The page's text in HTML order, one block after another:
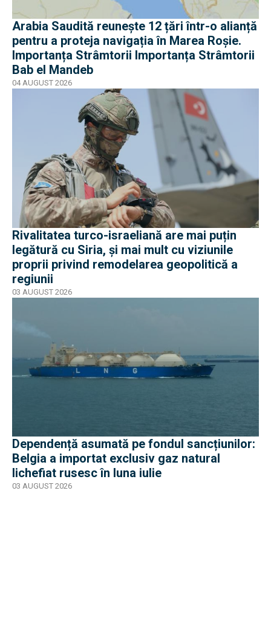
Arabia Saudită reunește 12 țări într-o alianță
pentru a proteja navigația în Marea Roșie.
Importanța Strâmtorii Importanța Strâmtorii
Bab el Mandeb
04 AUGUST 2026
Rivalitatea turco-israeliană are mai puțin
legătură cu Siria, și mai mult cu viziunile
proprii privind remodelarea geopolitică a
regiunii
03 AUGUST 2026
Dependență asumată pe fondul sancțiunilor:
Belgia a importat exclusiv gaz natural
lichefiat rusesc în luna iulie
03 AUGUST 2026